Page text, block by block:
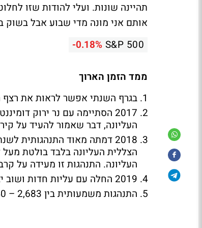
תהיינה שונות. ועלי להודות שזו
אותם אני מונה מדי שבוע אבל בשוק
S&P 500
-0.18%
ממד הזמן הארוך
בגרף השנתי אפשר לראות את רצף
2017 הסתיימה עם נר ירוק
העליונה, דבר שאמור להעיד על
הצללית העליונה בלבד בולטת
העליונה. התנהגות זו מעידה על
2019 החלה עם עליות חדות ושוב יציאה מעל לרצועה עליונה.
התנהגות משמעותית בין 2,683 – 2,940 הנקודות.